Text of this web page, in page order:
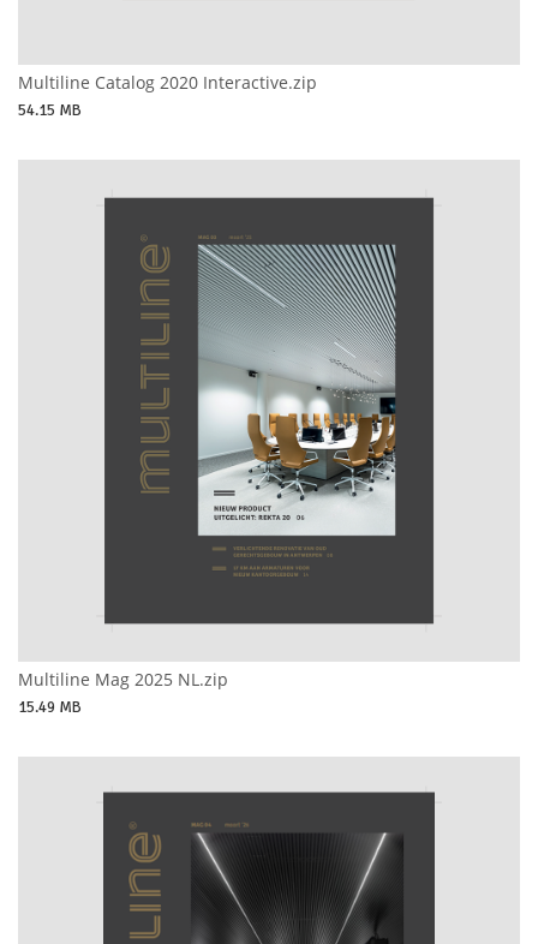
Multiline Catalog 2020 Interactive.zip
54.15 MB
Multiline Mag 2025 NL.zip
15.49 MB